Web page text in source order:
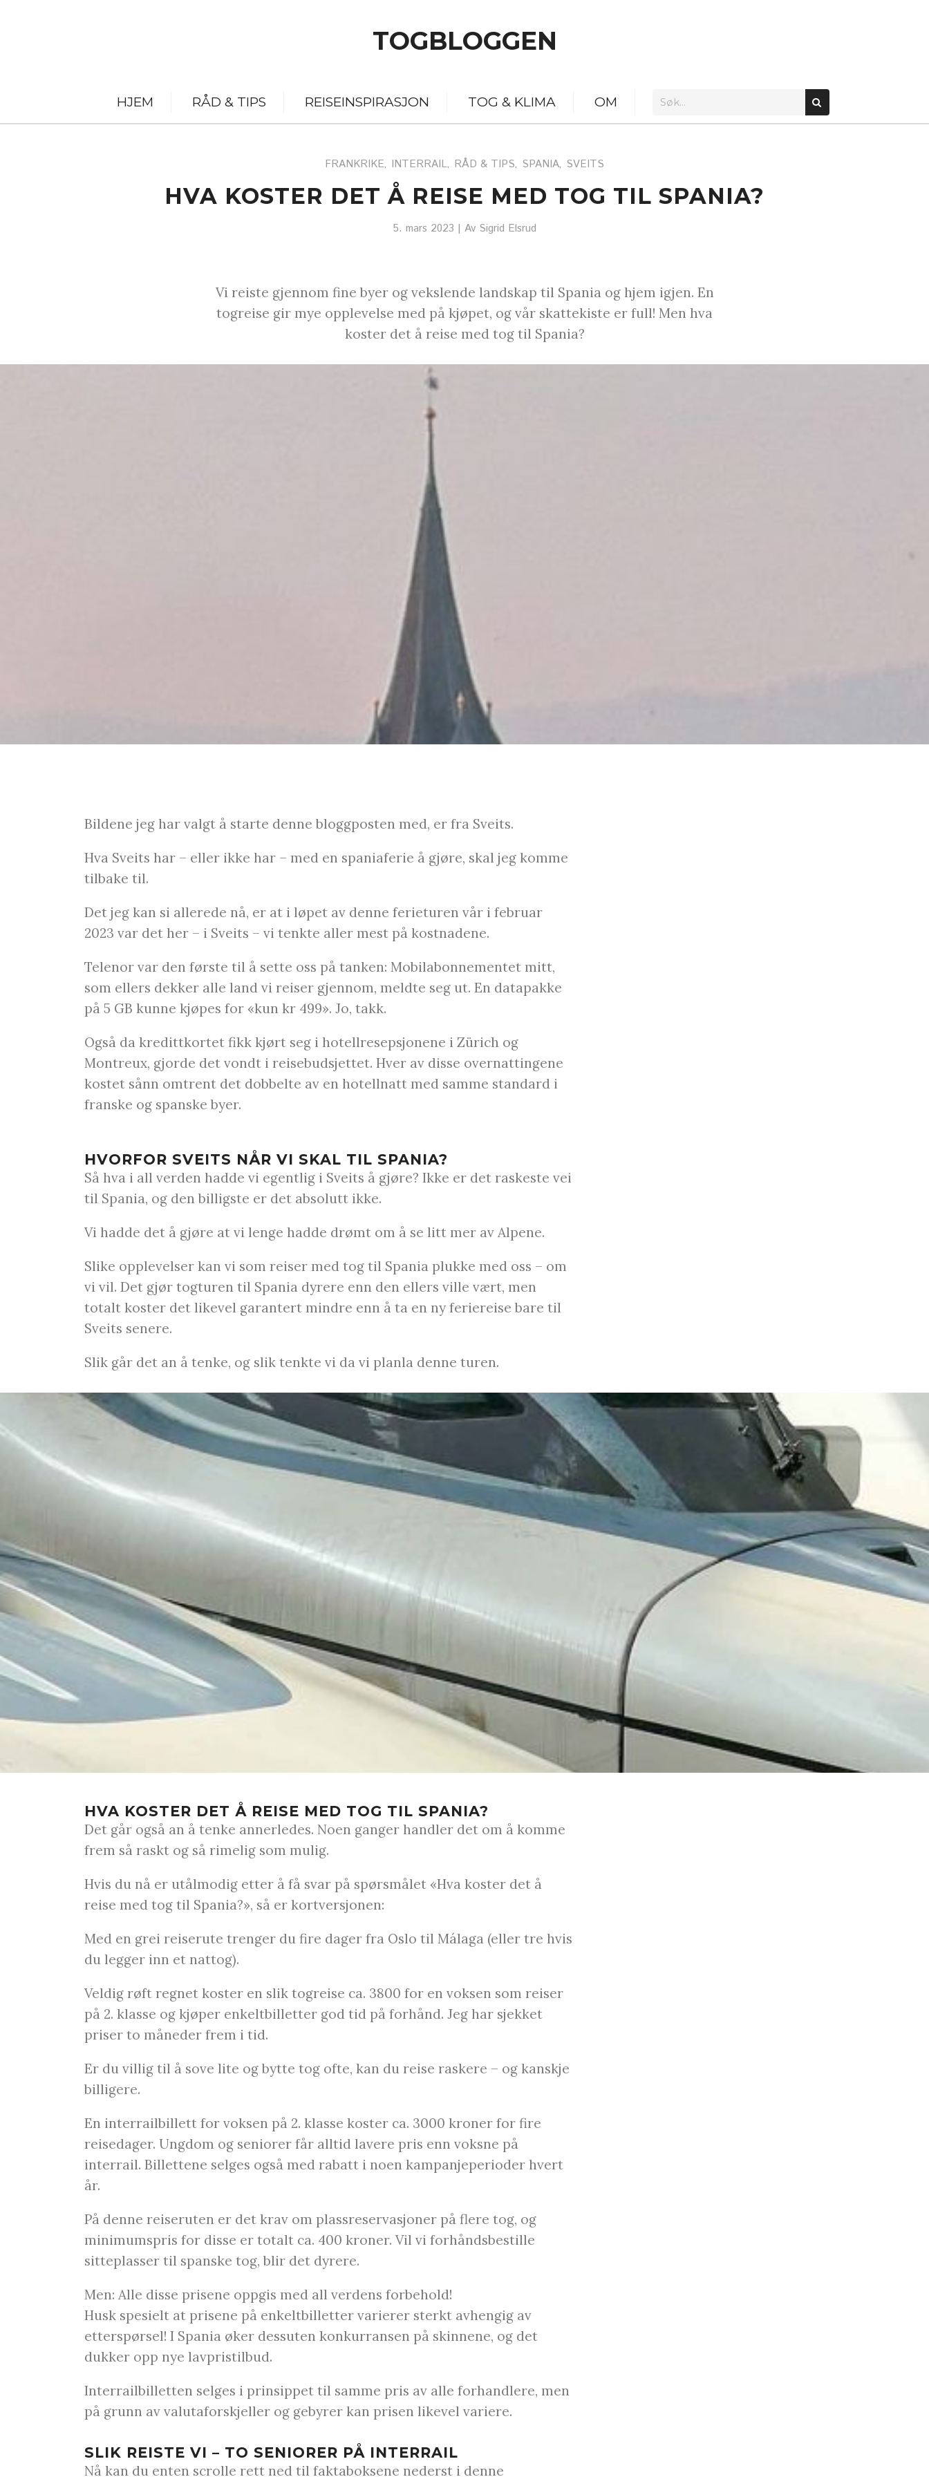
TOGBLOGGEN
HJEM RÅD & TIPS REISEINSPIRASJON TOG & KLIMA OM
FRANKRIKE, INTERRAIL, RÅD & TIPS, SPANIA, SVEITS
HVA KOSTER DET Å REISE MED TOG TIL SPANIA?
5. mars 2023 | Av Sigrid Elsrud
Vi reiste gjennom fine byer og vekslende landskap til Spania og hjem igjen. En
togreise gir mye opplevelse med på kjøpet, og vår skattekiste er full! Men hva
koster det å reise med tog til Spania?
Bildene jeg har valgt å starte denne bloggposten med, er fra Sveits.
Hva Sveits har – eller ikke har – med en spaniaferie å gjøre, skal jeg komme
tilbake til.
Det jeg kan si allerede nå, er at i løpet av denne ferieturen vår i februar
2023 var det her – i Sveits – vi tenkte aller mest på kostnadene.
Telenor var den første til å sette oss på tanken: Mobilabonnementet mitt,
som ellers dekker alle land vi reiser gjennom, meldte seg ut. En datapakke
på 5 GB kunne kjøpes for «kun kr 499». Jo, takk.
Også da kredittkortet fikk kjørt seg i hotellresepsjonene i Zürich og
Montreux, gjorde det vondt i reisebudsjettet. Hver av disse overnattingene
kostet sånn omtrent det dobbelte av en hotellnatt med samme standard i
franske og spanske byer.
HVORFOR SVEITS NÅR VI SKAL TIL SPANIA?
Så hva i all verden hadde vi egentlig i Sveits å gjøre? Ikke er det raskeste vei
til Spania, og den billigste er det absolutt ikke.
Vi hadde det å gjøre at vi lenge hadde drømt om å se litt mer av Alpene.
Slike opplevelser kan vi som reiser med tog til Spania plukke med oss – om
vi vil. Det gjør togturen til Spania dyrere enn den ellers ville vært, men
totalt koster det likevel garantert mindre enn å ta en ny feriereise bare til
Sveits senere.
Slik går det an å tenke, og slik tenkte vi da vi planla denne turen.
HVA KOSTER DET Å REISE MED TOG TIL SPANIA?
Det går også an å tenke annerledes. Noen ganger handler det om å komme
frem så raskt og så rimelig som mulig.
Hvis du nå er utålmodig etter å få svar på spørsmålet «Hva koster det å
reise med tog til Spania?», så er kortversjonen:
Med en grei reiserute trenger du fire dager fra Oslo til Málaga (eller tre hvis
du legger inn et nattog).
Veldig røft regnet koster en slik togreise ca. 3800 for en voksen som reiser
på 2. klasse og kjøper enkeltbilletter god tid på forhånd. Jeg har sjekket
priser to måneder frem i tid.
Er du villig til å sove lite og bytte tog ofte, kan du reise raskere – og kanskje
billigere.
En interrailbillett for voksen på 2. klasse koster ca. 3000 kroner for fire
reisedager. Ungdom og seniorer får alltid lavere pris enn voksne på
interrail. Billettene selges også med rabatt i noen kampanjeperioder hvert
år.
På denne reiseruten er det krav om plassreservasjoner på flere tog, og
minimumspris for disse er totalt ca. 400 kroner. Vil vi forhåndsbestille
sitteplasser til spanske tog, blir det dyrere.
Men: Alle disse prisene oppgis med all verdens forbehold!
Husk spesielt at prisene på enkeltbilletter varierer sterkt avhengig av
etterspørsel! I Spania øker dessuten konkurransen på skinnene, og det
dukker opp nye lavpristilbud.
Interrailbilletten selges i prinsippet til samme pris av alle forhandlere, men
på grunn av valutaforskjeller og gebyrer kan prisen likevel variere.
SLIK REISTE VI – TO SENIORER PÅ INTERRAIL
Nå kan du enten scrolle rett ned til faktaboksene nederst i denne